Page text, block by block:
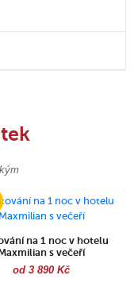
na 1 noc v hotelu
s večeří
od 3 890 Kč